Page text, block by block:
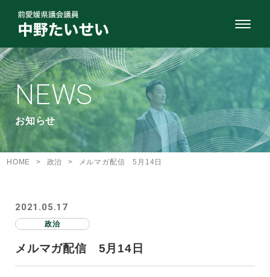
NEWS
お知らせ
HOME > 政治 > メルマガ配信 5月14日
2021.05.17
政治
メルマガ配信 5月14日